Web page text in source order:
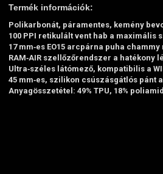
Termék információk:
Polikarbonát, páramentes, kemény
100 PPI retikulált vent hab a maximális
17 mm‑es EO15 arcpárna puha
RAM‑AIR szellőzőrendszer a
Ultra‑széles látómező, kompatibilis a
45 mm‑es, szilikon csúszásgátlós pánt
Anyagösszetétel: 49% TPU, 18%